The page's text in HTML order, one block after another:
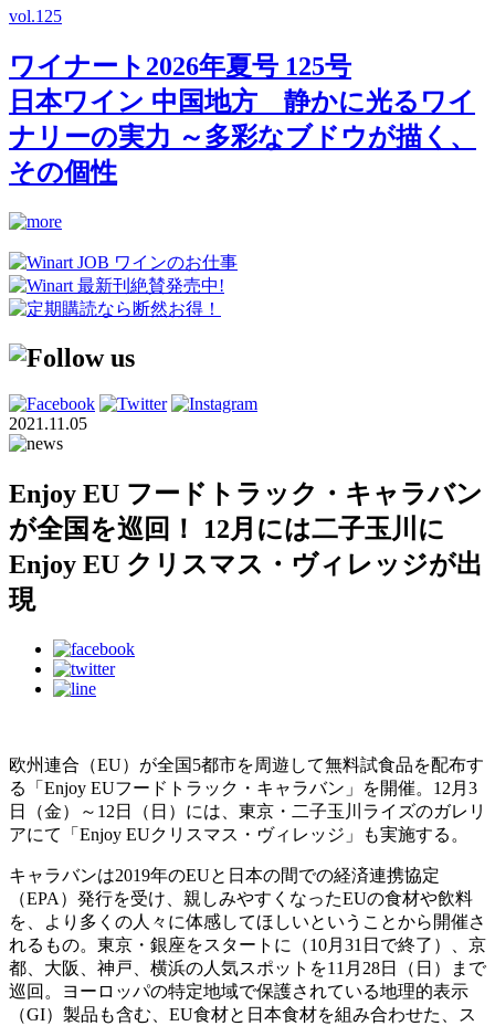
vol.125
ワイナート2026年夏号 125号
日本ワイン 中国地方 静かに光るワイ
ナリーの実力 ～多彩なブドウが描く、
その個性
2021.11.05
Enjoy EU フードトラック・キャラバン
が全国を巡回！ 12月には二子玉川に
Enjoy EU クリスマス・ヴィレッジが出
現
欧州連合（EU）が全国5都市を周遊して無料試食品を配布す
る「Enjoy EUフードトラック・キャラバン」を開催。12月3
日（金）～12日（日）には、東京・二子玉川ライズのガレリ
アにて「Enjoy EUクリスマス・ヴィレッジ」も実施する。
キャラバンは2019年のEUと日本の間での経済連携協定
（EPA）発行を受け、親しみやすくなったEUの食材や飲料
を、より多くの人々に体感してほしいということから開催さ
れるもの。東京・銀座をスタートに（10月31日で終了）、京
都、大阪、神戸、横浜の人気スポットを11月28日（日）まで
巡回。ヨーロッパの特定地域で保護されている地理的表示
（GI）製品も含む、EU食材と日本食材を組み合わせた、ス